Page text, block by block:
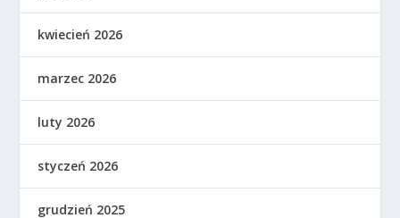
kwiecień 2026
marzec 2026
luty 2026
styczeń 2026
grudzień 2025